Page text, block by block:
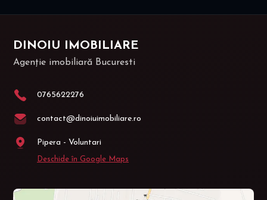
DINOIU IMOBILIARE
Agenție imobiliară Bucuresti
0765622276
contact@dinoiuimobiliare.ro
Pipera - Voluntari
Deschide în Google Maps